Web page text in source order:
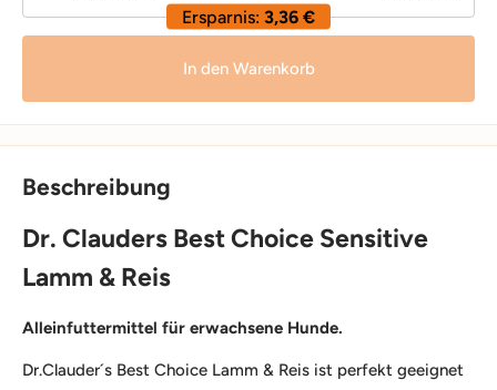
Ersparnis: 3,36 €
In den Warenkorb
Beschreibung
Dr. Clauders Best Choice Sensitive
Lamm & Reis
Alleinfuttermittel für erwachsene Hunde.
Dr.Clauder´s Best Choice Lamm & Reis ist perfekt geeignet